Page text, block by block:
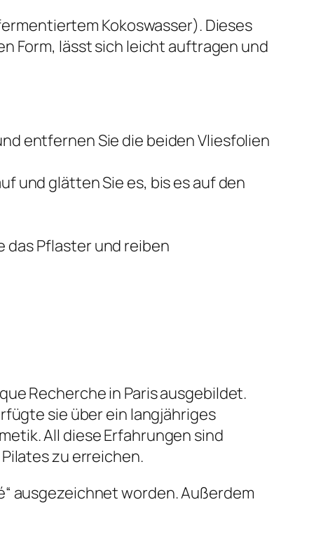
Kokoswasser). Dieses
Form, lässt sich leicht auftragen und
entfernen Sie die beiden Vliesfolien
und glätten Sie es, bis es auf den
das Pflaster und reiben
Recherche in Paris ausgebildet.
sie über ein langjähriges
All diese Erfahrungen sind
zu erreichen.
ausgezeichnet worden. Außerdem